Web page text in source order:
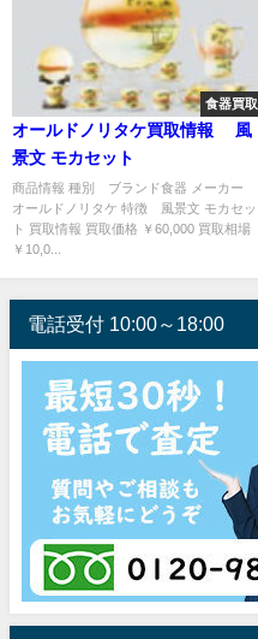
食器買取
オールドノリタケ買取情報 風
景文 モカセット
商品情報 種別 ブランド食器 メーカー
オールドノリタケ 特徴 風景文 モカセッ
ト 買取情報 買取価格 ￥60,000 買取相場
￥10,0...
電話受付 10:00～18:00